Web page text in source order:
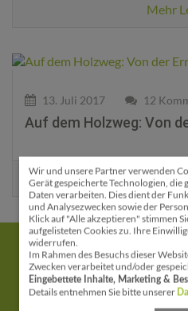
Mehr
13. Juli 2017 12
Auf dem Holzweg: Von
Mehr
Wir und unsere Partner verwenden
Gerät gespeicherte Technologien, die
Daten verarbeiten. Dies dient der
und Analysezwecken sowie der
Klick auf "Alle akzeptieren" stimmen
aufgelisteten Cookies zu. Ihre
widerrufen.
Im Rahmen des Besuchs dieser
Zwecken verarbeitet und/oder
Eingebettete Inhalte, Marketing &
Details entnehmen Sie bitte unserer